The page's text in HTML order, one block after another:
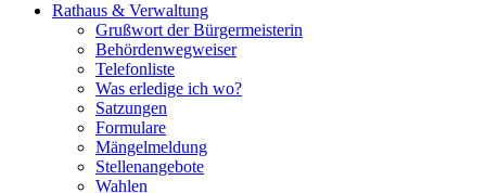
Rathaus & Verwaltung
Grußwort der Bürgermeisterin
Behördenwegweiser
Telefonliste
Was erledige ich wo?
Satzungen
Formulare
Mängelmeldung
Stellenangebote
Wahlen